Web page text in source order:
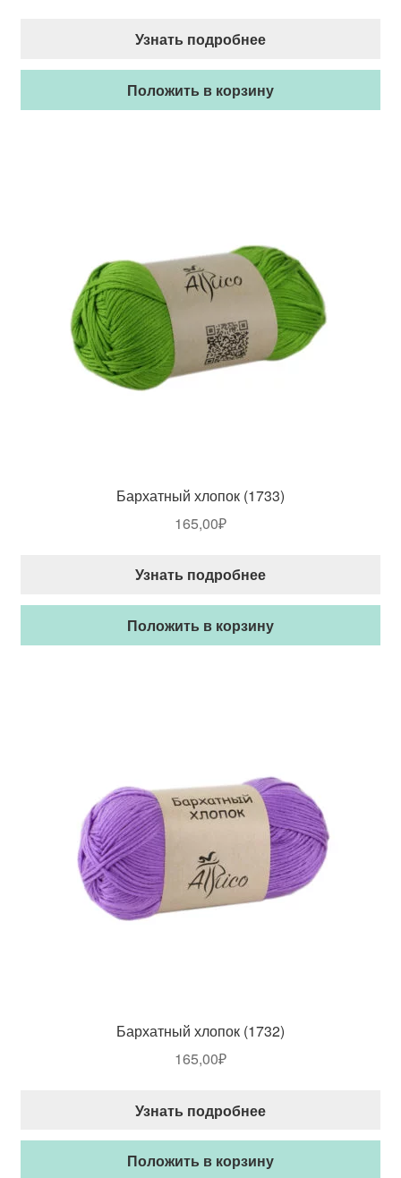
Узнать подробнее
Положить в корзину
Бархатный хлопок (1733)
165,00₽
Узнать подробнее
Положить в корзину
Бархатный хлопок (1732)
165,00₽
Узнать подробнее
Положить в корзину